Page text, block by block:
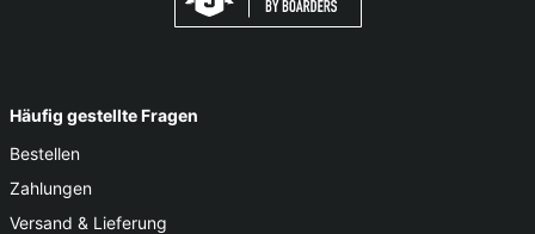
Häufig gestellte Fragen
Bestellen
Zahlungen
Versand & Lieferung